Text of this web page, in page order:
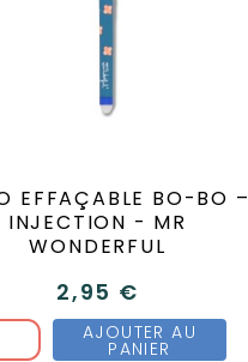
EFFAÇABLE BO-BO –
INJECTION - MR
WONDERFUL
2,95 €
AJOUTER AU
PANIER